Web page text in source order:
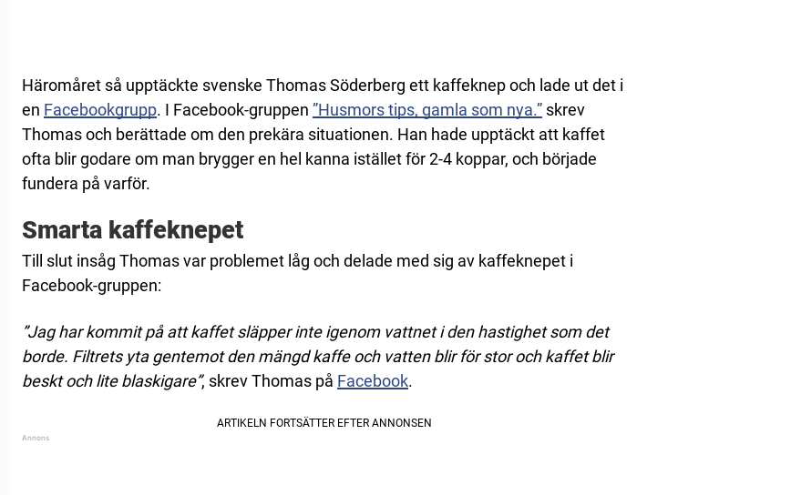
Häromåret så upptäckte svenske Thomas Söderberg ett kaffeknep och lade ut det i
en Facebookgrupp. I Facebook-gruppen ”Husmors tips, gamla som nya.” skrev
Thomas och berättade om den prekära situationen. Han hade upptäckt att kaffet
ofta blir godare om man brygger en hel kanna istället för 2-4 koppar, och började
fundera på varför.
Smarta kaffeknepet
Till slut insåg Thomas var problemet låg och delade med sig av kaffeknepet i
Facebook-gruppen:
”Jag har kommit på att kaffet släpper inte igenom vattnet i den hastighet som det
borde. Filtrets yta gentemot den mängd kaffe och vatten blir för stor och kaffet blir
beskt och lite blaskigare”, skrev Thomas på Facebook.